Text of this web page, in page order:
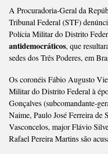
A Procuradoria-Geral da
Tribunal Federal (STF)
Polícia Militar do Distrito
antidemocráticos, que
sedes dos Três Poderes, em
Os coronéis Fábio Augusto
Militar do Distrito Federal à
Gonçalves (subcomandante-
Naime, Paulo José Ferreira de
Vasconcelos, major Flávio
Rafael Pereira Martins são